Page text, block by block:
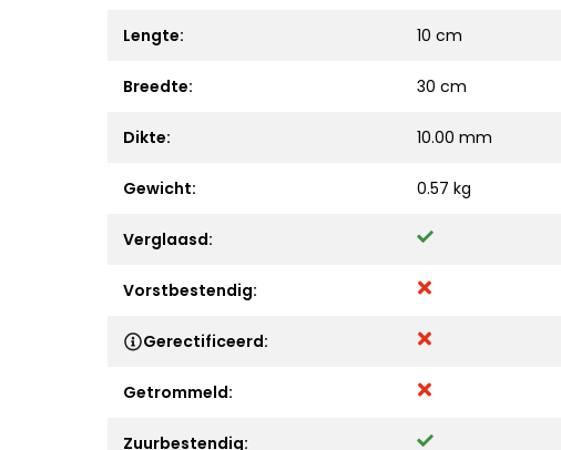
Lengte: 10 cm
Breedte: 30 cm
Dikte: 10.00 mm
Gewicht: 0.57 kg
Verglaasd:
Vorstbestendig:
Gerectificeerd:
Getrommeld:
Zuurbestendig: